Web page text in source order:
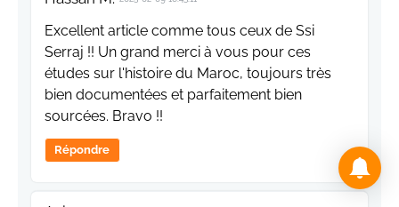
Excellent article comme tous ceux de Ssi
Serraj !! Un grand merci à vous pour ces
études sur l'histoire du Maroc, toujours très
bien documentées et parfaitement bien
sourcées. Bravo !!
Répondre